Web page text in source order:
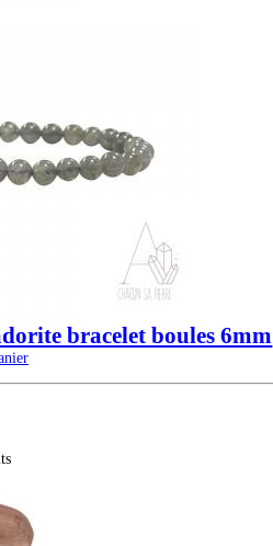
bracelet boules 6mm